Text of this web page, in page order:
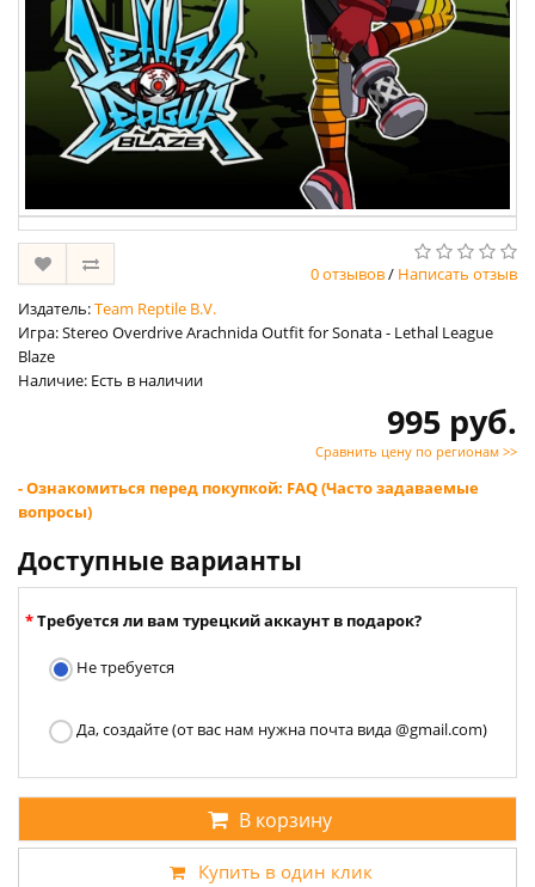
0 отзывов/ Написать отзыв
Издатель:Team Reptile B.V.
Игра: Stereo Overdrive Arachnida Outfit for Sonata - Lethal League
Blaze
Наличие: Есть в наличии
995 руб.
Сравнить цену по регионам >>
- Ознакомиться перед покупкой: FAQ (Часто задаваемые
вопросы)
Доступные варианты
Требуется ли вам турецкий аккаунт в подарок?
Не требуется
Да, создайте (от вас нам нужна почта вида @gmail.com)
В корзину
Купить в один клик